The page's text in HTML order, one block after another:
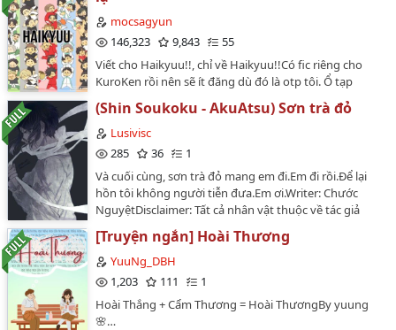
oneshot, nhưng để nguyên thì dài quá nên mình có
chia làm hai cho mọi người dễ đọc hơn.…
mocsagyun
146,323
9,843
55
Viết cho Haikyuu!!, chỉ về Haikyuu!!Có fic riêng cho
KuroKen rồi nên sẽ ít đăng dù đó là otp tôi. Ổ tạp
nham đầy đủ mọi couple TRỪ KuroTsuki, AllHina, các
couple có Kuroo và Kenma (trừ KuroKen)Chào mừng
các bà con cô bác đã trượt chân vào ổ muối và đường!
Trộn vào sẽ thành một new flavour~Pls đừng đục
THÌ TÔI SẼ VĨNH BIỆT BẠN TỪ ĐÂY OK!…
(Shin Soukoku - AkuAtsu) Sơn trà đỏ
Lusivisc
285
36
1
Và cuối cùng, sơn trà đỏ mang em đi.Em đi rồi.Để lại
hồn tôi không người tiễn đưa.Em ơi.Writer: Chước
NguyệtDisclaimer: Tất cả nhân vật thuộc về tác giả
Asagiri Kafka và tác giả Harukawa SangoFandom:
Bungou Stray DogsPairing: Akutagawa Ryuunosuke x
Nakajima AtsushiRating: K+…
[Truyện ngắn] Hoài Thương
YuuNg_DBH
1,203
111
1
Hoài Thắng + Cẩm Thương = Hoài ThươngBy yuung
🌸…